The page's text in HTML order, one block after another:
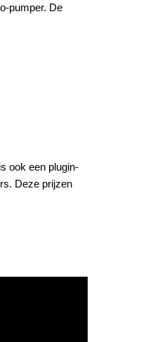
pumper. De
ook een plugin-
Deze prijzen